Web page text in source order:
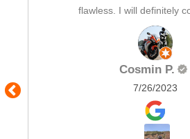
flawless. I will definitely
Cosmin P.
7/26/2023